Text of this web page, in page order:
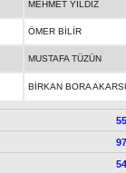
MEHMET YILDIZ
ÖMER BİLİR
MUSTAFA TÜZÜN
BİRKAN BORA